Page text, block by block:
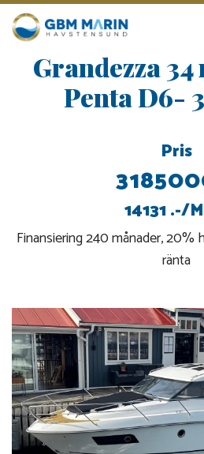
Grandezza 34
Penta D6-
Pris
14131 .-/
Finansiering 240 månader, 20%
ränta